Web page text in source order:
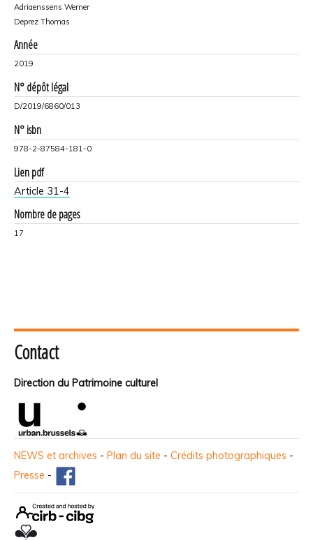
Adriaenssens Werner
Deprez Thomas
Année
2019
N° dépôt légal
D/2019/6860/013
N° isbn
978-2-87584-181-0
Lien pdf
Article 31-4
Nombre de pages
17
Contact
Direction du Patrimoine culturel
NEWS et archives - Plan du site - Crédits photographiques -
Presse -